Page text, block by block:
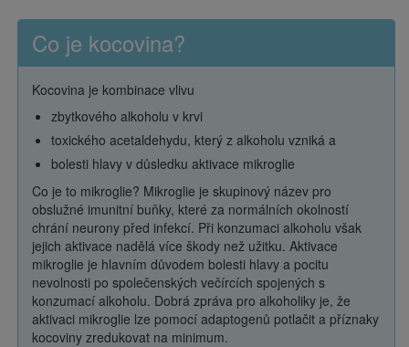
Co je kocovina?
Kocovina je kombinace vlivu
zbytkového alkoholu v krvi
toxického acetaldehydu, který z alkoholu vzniká a
bolesti hlavy v důsledku aktivace mikroglie
Co je to mikroglie? Mikroglie je skupinový název pro
obslužné imunitní buňky, které za normálních okolností
chrání neurony před infekcí. Při konzumaci alkoholu však
jejich aktivace nadělá více škody než užitku. Aktivace
mikroglie je hlavním důvodem bolesti hlavy a pocitu
nevolnosti po společenských večírcích spojených s
konzumací alkoholu. Dobrá zpráva pro alkoholiky je, že
aktivaci mikroglie lze pomocí adaptogenů potlačit a příznaky
kocoviny zredukovat na minimum.